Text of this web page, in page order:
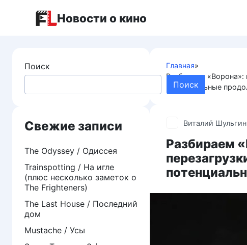
Новости о кино
Главная»
Разбираем
потенциальные
Виталий Шульгин
Разбираем
Поиск
Поиск
Свежие записи
The Odyssey / Одиссея
Trainspotting / На игле
(плюс несколько заметок о
The Frighteners)
The Last House / Последний
дом
Mustache / Усы